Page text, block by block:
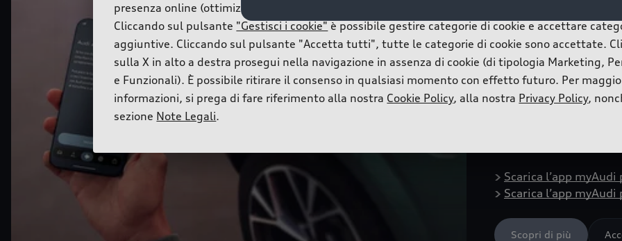
presenza online (ottimizzazione del sito web) e a visualizzare contenuti orientati agli interessi
Cliccando sul pulsante "Gestisci i cookie" è possibile gestire categorie di cookie e accettare
aggiuntive. Cliccando sul pulsante "Accetta tutti", tutte le categorie di cookie sono accettate.
sulla X in alto a destra prosegui nella navigazione in assenza di cookie (di tipologia Marketing,
e Funzionali). È possibile ritirare il consenso in qualsiasi momento con effetto futuro. Per
informazioni, si prega di fare riferimento alla nostra Cookie Policy, alla nostra Privacy Policy,
sezione Note Legali.
L’app myAudi ti
lo stato del veicolo e
tramite Audi Service
puoi pianificare e
l’autonomia. Con
attivando nuove
da remoto funzioni
mantenendo sempre
> Scarica l’app myAudi
> Scarica l’app
Scopri di più